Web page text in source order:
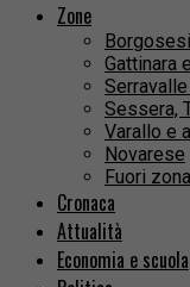
Zone
Gattinara
Sessera,
Varallo e
Novarese
Fuori zona
Cronaca
Attualità
Economia e scuola